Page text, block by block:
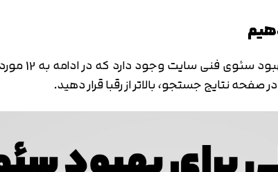
همانند
نتایج جستجو، بالاتر از رقبا قرار دهید.